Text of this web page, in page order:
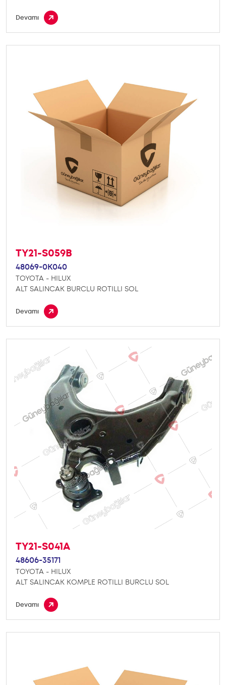
Devamı
TY21-S059B
48069-0K040
TOYOTA - HILUX
ALT SALINCAK BURCLU ROTILLI SOL
Devamı
TY21-S041A
48606-35171
TOYOTA - HILUX
ALT SALINCAK KOMPLE ROTILLI BURCLU SOL
Devamı